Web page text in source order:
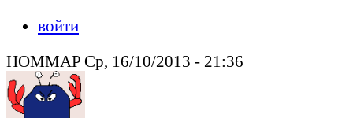
войти
HOMMAP Ср, 16/10/2013 - 21:36